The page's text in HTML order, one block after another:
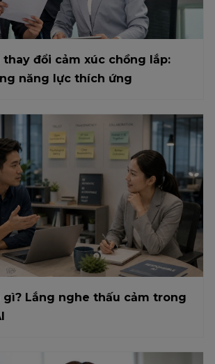
đổi cảm xúc chồng lắp:
năng lực thích ứng
gì? Lắng nghe thấu cảm trong